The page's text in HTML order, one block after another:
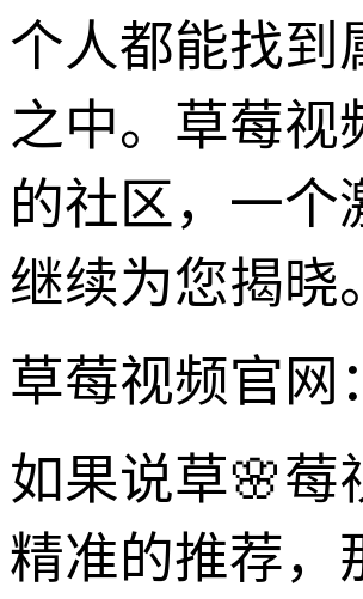
个人都能找到
之中。草莓视
的社区，一个
继续为您揭晓。
草莓视频官网
如果说草🌸莓
精准的推荐